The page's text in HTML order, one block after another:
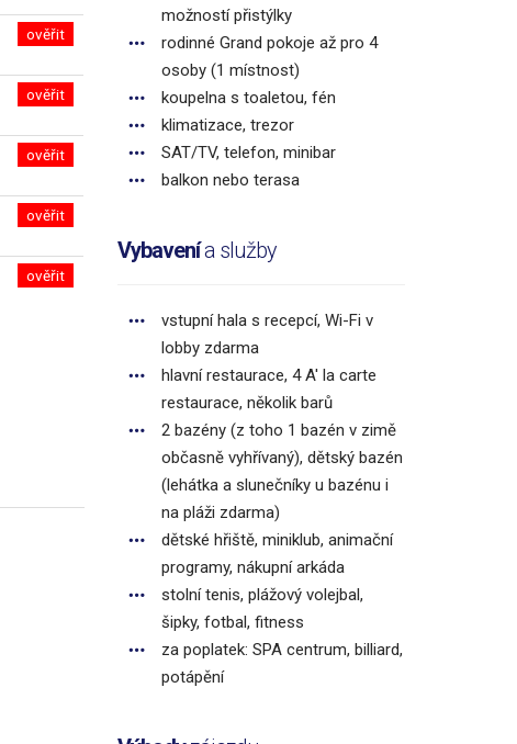
ověřit
ověřit
ověřit
ověřit
ověřit
možností přistýlky
rodinné Grand pokoje až pro 4
osoby (1 místnost)
koupelna s toaletou, fén
klimatizace, trezor
SAT/TV, telefon, minibar
balkon nebo terasa
Vybavenía služby
vstupní hala s recepcí, Wi-Fi v
lobby zdarma
hlavní restaurace, 4 A' la carte
restaurace, několik barů
2 bazény (z toho 1 bazén v zimě
občasně vyhřívaný), dětský bazén
(lehátka a slunečníky u bazénu i
na pláži zdarma)
dětské hřiště, miniklub, animační
programy, nákupní arkáda
stolní tenis, plážový volejbal,
šipky, fotbal, fitness
za poplatek: SPA centrum, billiard,
potápění